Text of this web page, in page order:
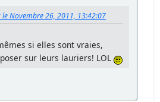
Novembre 26, 2011, 13:42:07
si elles sont vraies,
sur leurs lauriers! LOL